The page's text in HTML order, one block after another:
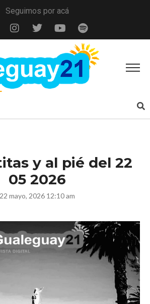
Seguimos por acá
y al pié del 22
05 2026
22 mayo, 2026 12:10 am